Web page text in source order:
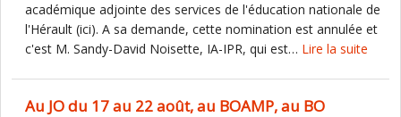
académique adjointe des services de l'éducation nationale de
l'Hérault (ici). A sa demande, cette nomination est annulée et
c'est M. Sandy-David Noisette, IA-IPR, qui est… Lire la suite
Au JO du 17 au 22 août, au BOAMP, au BO